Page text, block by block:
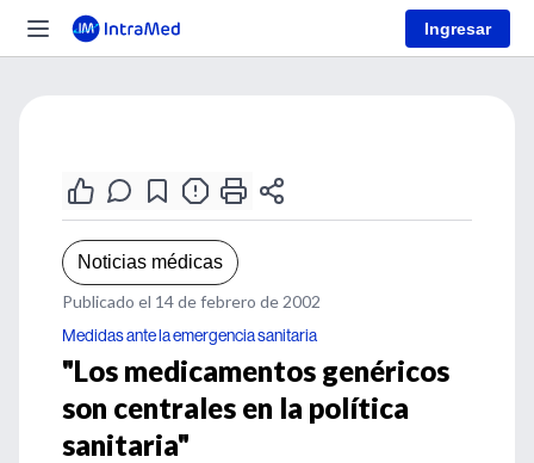
Ingresar
Noticias médicas
Publicado el 14 de febrero de 2002
Medidas ante la emergencia sanitaria
"Los medicamentos genéricos
son centrales en la política
sanitaria"